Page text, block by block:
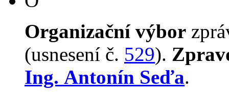
Organizační výbor
(usnesení č. 529).
Ing. Antonín Seďa.